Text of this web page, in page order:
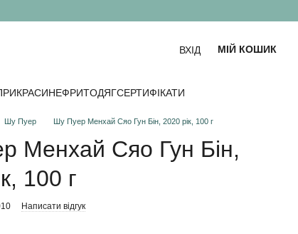
ВХІД МІЙ КОШИК
НЕФРИТОДЯГСЕРТИФІКАТИ
Шу Пуер Шу Пуер Менхай Сяо Гун Бін, 2020 рік, 100 г
Менхай Сяо Гун Бін,
100 г
Написати відгук